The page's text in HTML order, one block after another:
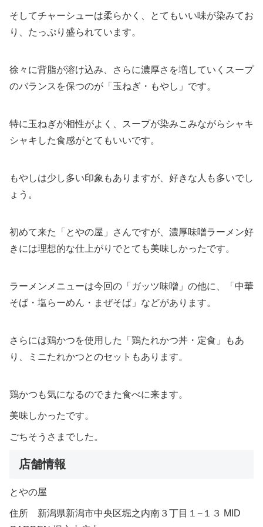
そしてチャーシューは柔らかく、とてもいい味が染みてお
り、たっぷり盛られています。
徐々に背脂が溶け込み、さらに濃厚さを増していくスープ
のバランスを保つのが「玉ねぎ・もやし」です。
特に玉ねぎが相性がよく、スープが染みこみながらシャキ
シャキした食感がとてもいいです。
もやしは少し多い印象もありますが、好きな人も多いでし
ょう。
初めて来た「とやの屋」さんですが、濃厚味噌ラーメン好
きには理想的な仕上がりでとても美味しかったです。
ラーメンメニューは今回の「ガッツ味噌」の他に、「中華
そば・塩らーめん・まぜそば」などがあります。
さらには鶏かつを使用した「鶏たれかつ丼・定食」もあ
り、ミニたれかつとのセットもあります。
鶏かつも気になるのでまた食べに来ます。
美味しかったです。
ごちそうさまでした。
店舗情報
とやの屋
住所 新潟県新潟市中央区堀之内南３丁目１−１３ MID